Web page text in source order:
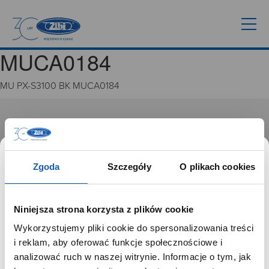
Zgoda Szczegóły O plikach cookies
Niniejsza strona korzysta z plików cookie
Wykorzystujemy pliki cookie do spersonalizowania treści
i reklam, aby oferować funkcje społecznościowe i
analizować ruch w naszej witrynie. Informacje o tym, jak
MUCA0184
MU PX-S3100 BK MUCA0184
GRUPA ZIBI
Historia
Misja, wizja i wartości Grupy Zibi
Ważne daty
Zgoda na ciasteczka
PRODUKTY
Zegarki
SZANOWNY UŻYTKOWNIKU,
SZANOWNA UŻYTKOWNICZKO